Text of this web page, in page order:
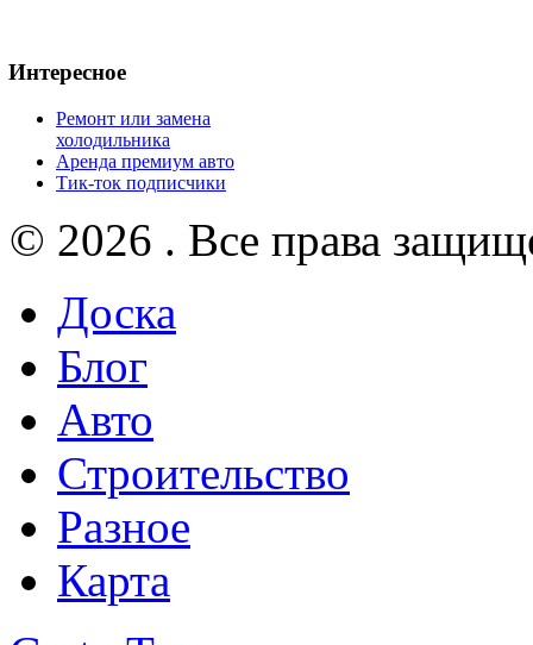
Интересное
Ремонт или замена
холодильника
Аренда премиум авто
Тик-ток подписчики
© 2026 . Все права
Доска
Блог
Авто
Строительство
Разное
Карта